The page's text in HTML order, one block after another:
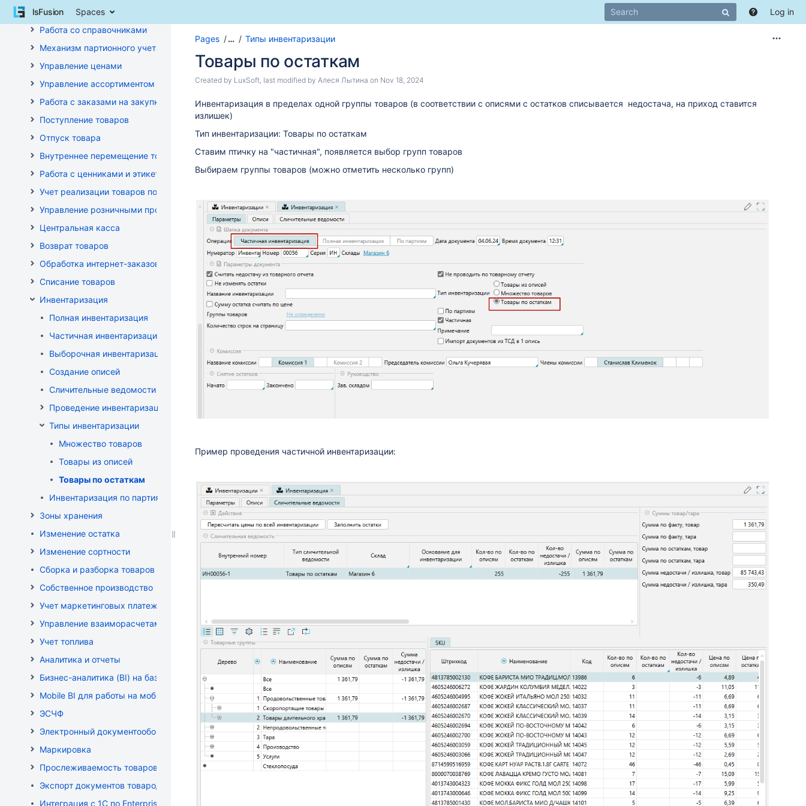
Skip
breadcrumbs
lsFusion Spaces Log in
Администрирование и настройка
Работа со справочниками
Механизм партионного учета
Управление ценами
Управление ассортиментом магазинов
Работа с заказами на закупку
Поступление товаров
Отпуск товара
Внутреннее перемещение товаров
Работа с ценниками и этикетками
Учет реализации товаров по кассе
Управление розничными продажами
Центральная касса
Возврат товаров
Обработка интернет-заказов
Списание товаров
Инвентаризация
Полная инвентаризация
Частичная инвентаризация
Выборочная инвентаризация
Создание описей
Сличительные ведомости
Проведение инвентаризации по зонам и комиссиям
Типы инвентаризации
Множество товаров
Товары из описей
Товары по остаткам
Инвентаризация по партиям
Зоны хранения
Изменение остатка
Изменение сортности
Сборка и разборка товаров
Собственное производство
Учет маркетинговых платежей
Управление взаиморасчетами
Учет топлива
Аналитика и отчеты
Бизнес-аналитика (BI) на базе OLAP DRUID
Mobile BI для работы на мобильных устройствах
ЭСЧФ
Электронный документооборот (РБ)
Маркировка
Прослеживаемость товаров
Экспорт документов товародвижения
Интеграция с 1С по EnterpriseData
Pages … Типы инвентаризации
end
of
bannerbanner
Товары по остаткам
Skip
end
of
metadata
Created by LuxSoft, last modified by Алеся Лытина on Nov 18, 2024
Go
to
of
metadata
Инвентаризация в пределах одной группы товаров (в соответствии с описями с остатков списывается недостача, на приход ставится
излишек)
Тип инвентаризации: Товары по остаткам
Ставим птичку на "частичная", появляется выбор групп товаров
Выбираем группы товаров (можно отметить несколько групп)
Пример проведения частичной инвентаризации: